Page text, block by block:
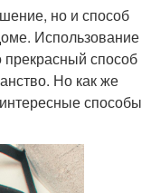
но и способ
Использование
прекрасный способ
Но как же
способы